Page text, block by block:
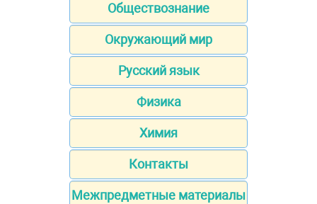
Обществознание
Окружающий мир
Русский язык
Физика
Химия
Контакты
Межпредметные материалы